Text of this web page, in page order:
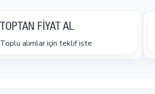
TOPTAN FİYAT AL
Toplu alımlar için teklif iste